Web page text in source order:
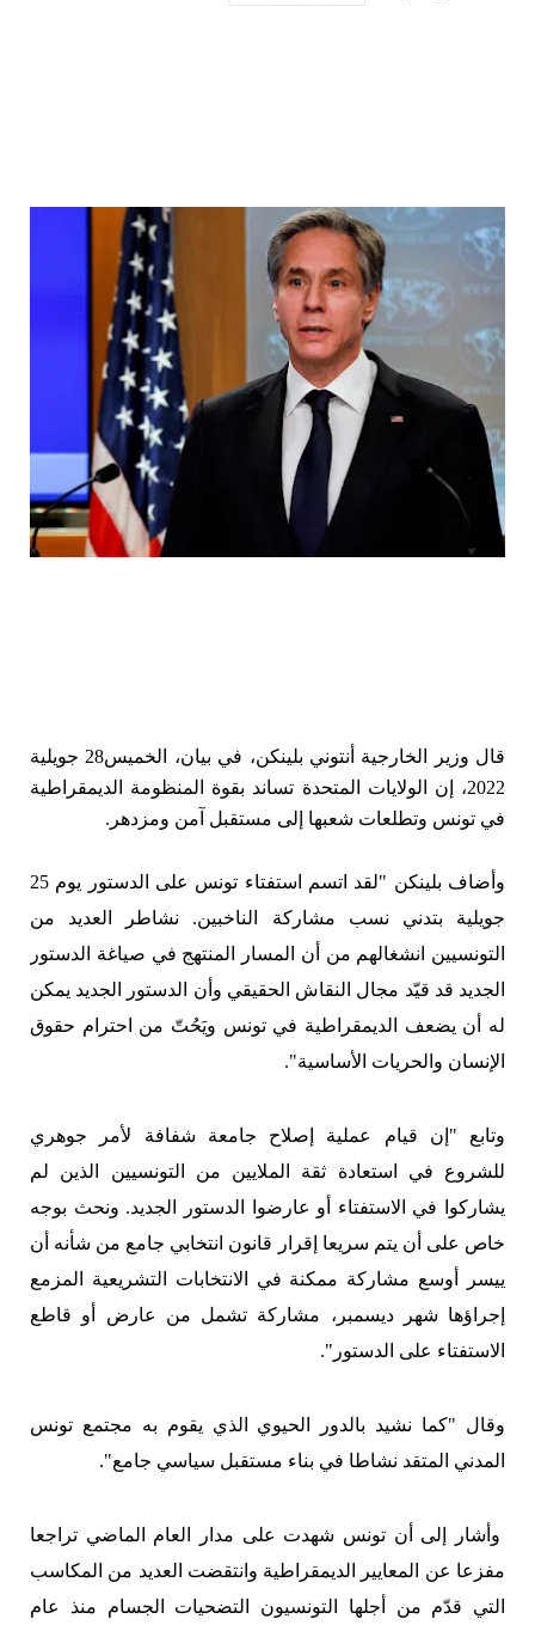
قال وزير الخارجية أنتوني بلينكن، في بيان، الخميس28 جويلية
2022، إن الولايات المتحدة تساند بقوة المنظومة الديمقراطية
في تونس وتطلعات شعبها إلى مستقبل آمن ومزدهر.
وأضاف بلينكن "لقد اتسم استفتاء تونس على الدستور يوم 25
جويلية بتدني نسب مشاركة الناخبين. نشاطر العديد من
التونسيين انشغالهم من أن المسار المنتهج في صياغة الدستور
الجديد قد قيّد مجال النقاش الحقيقي وأن الدستور الجديد يمكن
له أن يضعف الديمقراطية في تونس ويَحُتّ من احترام حقوق
الإنسان والحريات الأساسية".
وتابع "إن قيام عملية إصلاح جامعة شفافة لأمر جوهري
للشروع في استعادة ثقة الملايين من التونسيين الذين لم
يشاركوا في الاستفتاء أو عارضوا الدستور الجديد. ونحث بوجه
خاص على أن يتم سريعا إقرار قانون انتخابي جامع من شأنه أن
ييسر أوسع مشاركة ممكنة في الانتخابات التشريعية المزمع
إجراؤها شهر ديسمبر، مشاركة تشمل من عارض أو قاطع
الاستفتاء على الدستور".
وقال "كما نشيد بالدور الحيوي الذي يقوم به مجتمع تونس
المدني المتقد نشاطا في بناء مستقبل سياسي جامع".
وأشار إلى أن تونس شهدت على مدار العام الماضي تراجعا
مفزعا عن المعايير الديمقراطية وانتقضت العديد من المكاسب
التي قدّم من أجلها التونسيون التضحيات الجسام منذ عام